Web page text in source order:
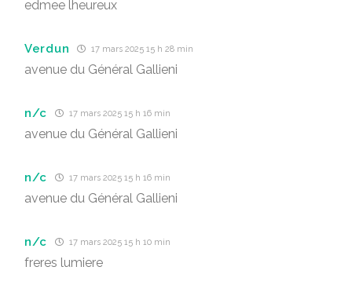
edmee lheureux
Verdun 17 mars 2025 15 h 28 min
avenue du Général Gallieni
n/c 17 mars 2025 15 h 16 min
avenue du Général Gallieni
n/c 17 mars 2025 15 h 16 min
avenue du Général Gallieni
n/c 17 mars 2025 15 h 10 min
freres lumiere